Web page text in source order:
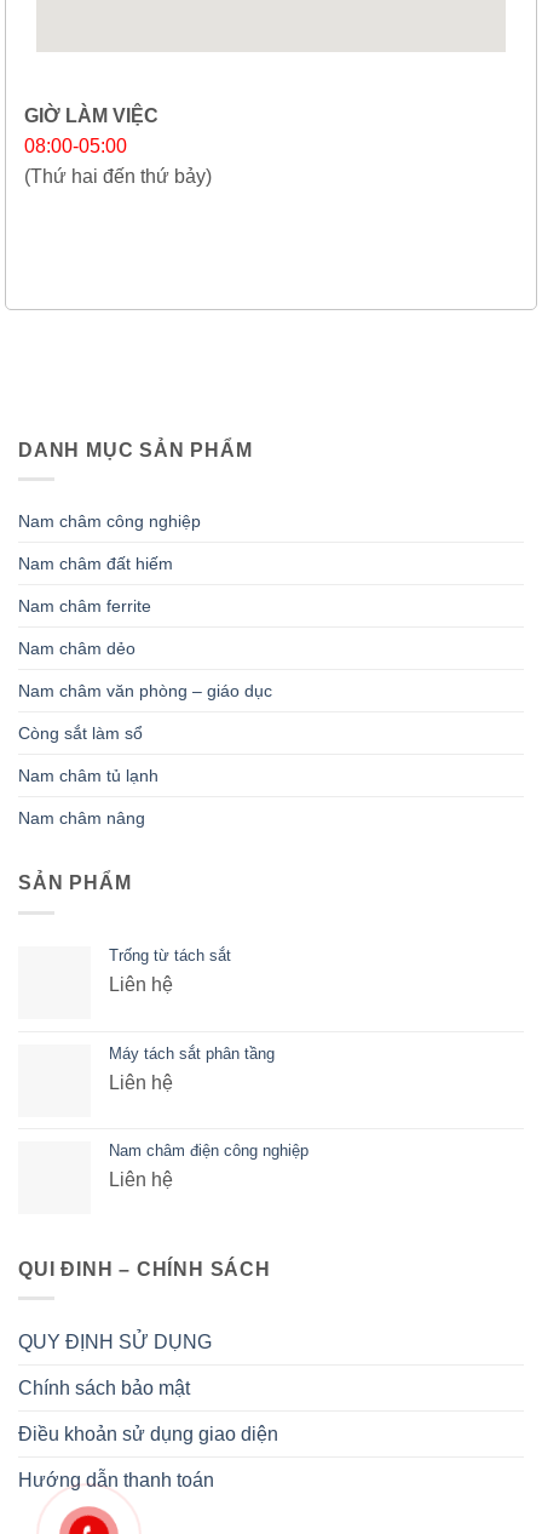
GIỜ LÀM VIỆC
08:00-05:00
(Thứ hai đến thứ bảy)
DANH MỤC SẢN PHẨM
Nam châm công nghiệp
Nam châm đất hiếm
Nam châm ferrite
Nam châm dẻo
Nam châm văn phòng – giáo dục
Còng sắt làm sổ
Nam châm tủ lạnh
Nam châm nâng
SẢN PHẨM
Trống từ tách sắt
Liên hệ
Máy tách sắt phân tầng
Liên hệ
Nam châm điện công nghiệp
Liên hệ
QUI ĐINH – CHÍNH SÁCH
QUY ĐỊNH SỬ DỤNG
Chính sách bảo mật
Điều khoản sử dụng giao diện
Hướng dẫn thanh toán